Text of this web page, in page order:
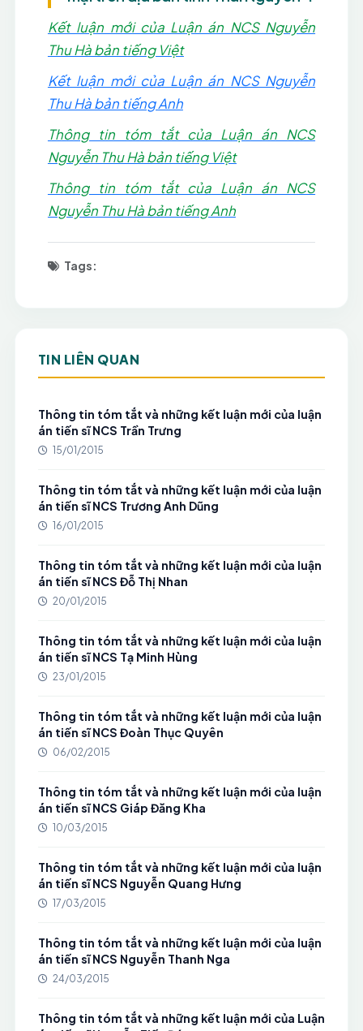
Kết luận mới của Luận án NCS Nguyễn
Thu Hà bản tiếng Việt
Kết luận mới của Luận án NCS Nguyễn
Thu Hà bản tiếng Anh
Thông tin tóm tắt của Luận án NCS
Nguyễn Thu Hà bản tiếng Việt
Thông tin tóm tắt của Luận án NCS
Nguyễn Thu Hà bản tiếng Anh
Tags:
TIN LIÊN QUAN
Thông tin tóm tắt và những kết luận mới của luận
án tiến sĩ NCS Trần Trưng
15/01/2015
Thông tin tóm tắt và những kết luận mới của luận
án tiến sĩ NCS Trương Anh Dũng
16/01/2015
Thông tin tóm tắt và những kết luận mới của luận
án tiến sĩ NCS Đỗ Thị Nhan
20/01/2015
Thông tin tóm tắt và những kết luận mới của luận
án tiến sĩ NCS Tạ Minh Hùng
23/01/2015
Thông tin tóm tắt và những kết luận mới của luận
án tiến sĩ NCS Đoàn Thục Quyên
06/02/2015
Thông tin tóm tắt và những kết luận mới của luận
án tiến sĩ NCS Giáp Đăng Kha
10/03/2015
Thông tin tóm tắt và những kết luận mới của luận
án tiến sĩ NCS Nguyễn Quang Hưng
17/03/2015
Thông tin tóm tắt và những kết luận mới của luận
án tiến sĩ NCS Nguyễn Thanh Nga
24/03/2015
Thông tin tóm tắt và những kết luận mới của Luận